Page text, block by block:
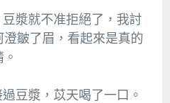
漿就不准拒絕了，我討
皺了眉，看起來是真的
豆漿，苡天喝了一口。